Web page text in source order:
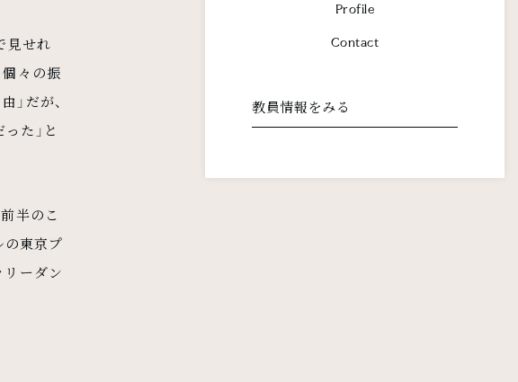
Profile
Contact
教員情報をみる
見せれ
個々の振
だが、
た」と
半のこ
の東京プ
リーダン